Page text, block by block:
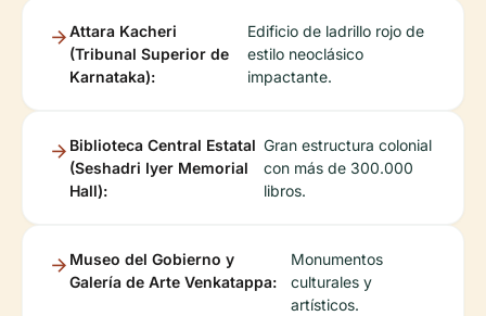
Attara Kacheri
(Tribunal Superior de
Karnataka):
Edificio de ladrillo rojo de
estilo neoclásico
impactante.
Biblioteca Central Estatal
(Seshadri Iyer Memorial
Hall):
Gran estructura colonial
con más de 300.000
libros.
Museo del Gobierno y
Galería de Arte Venkatappa:
Monumentos
culturales y
artísticos.